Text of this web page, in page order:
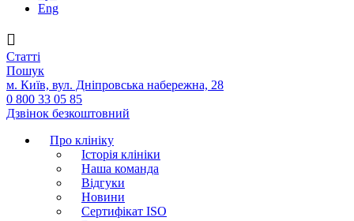
Eng
Статтi
Пошук
м. Київ, вул. Дніпровська набережна, 28
0 800 33 05 85
Дзвінок безкоштовний
Про клініку
Історія клініки
Наша команда
Вiдгуки
Новини
Сертифікат ISO